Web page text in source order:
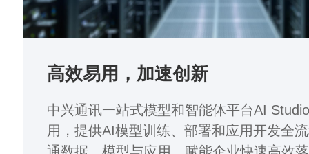
高效易用，加速创新
中兴通讯一站式模型和智能体平台AI
用，提供AI模型训练、部署和应用开发全